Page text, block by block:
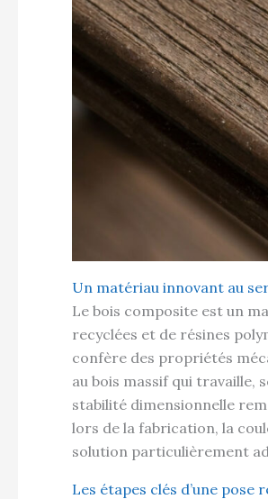
Un matériau innovant au
Le bois composite est un
recyclées et de résines
confère des propriétés
au bois massif qui travaille,
stabilité dimensionnelle
lors de la fabrication, la
solution particulièrement
Les étapes clés d’une pose